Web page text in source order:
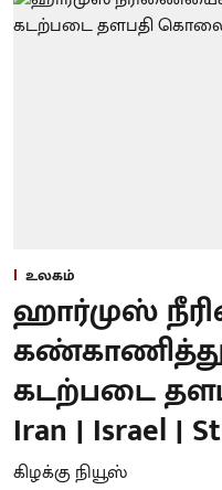
உலகம்
ஹார்முஸ்
கடற்படை
Iran | Israel |
கிழக்கு நியூஸ்